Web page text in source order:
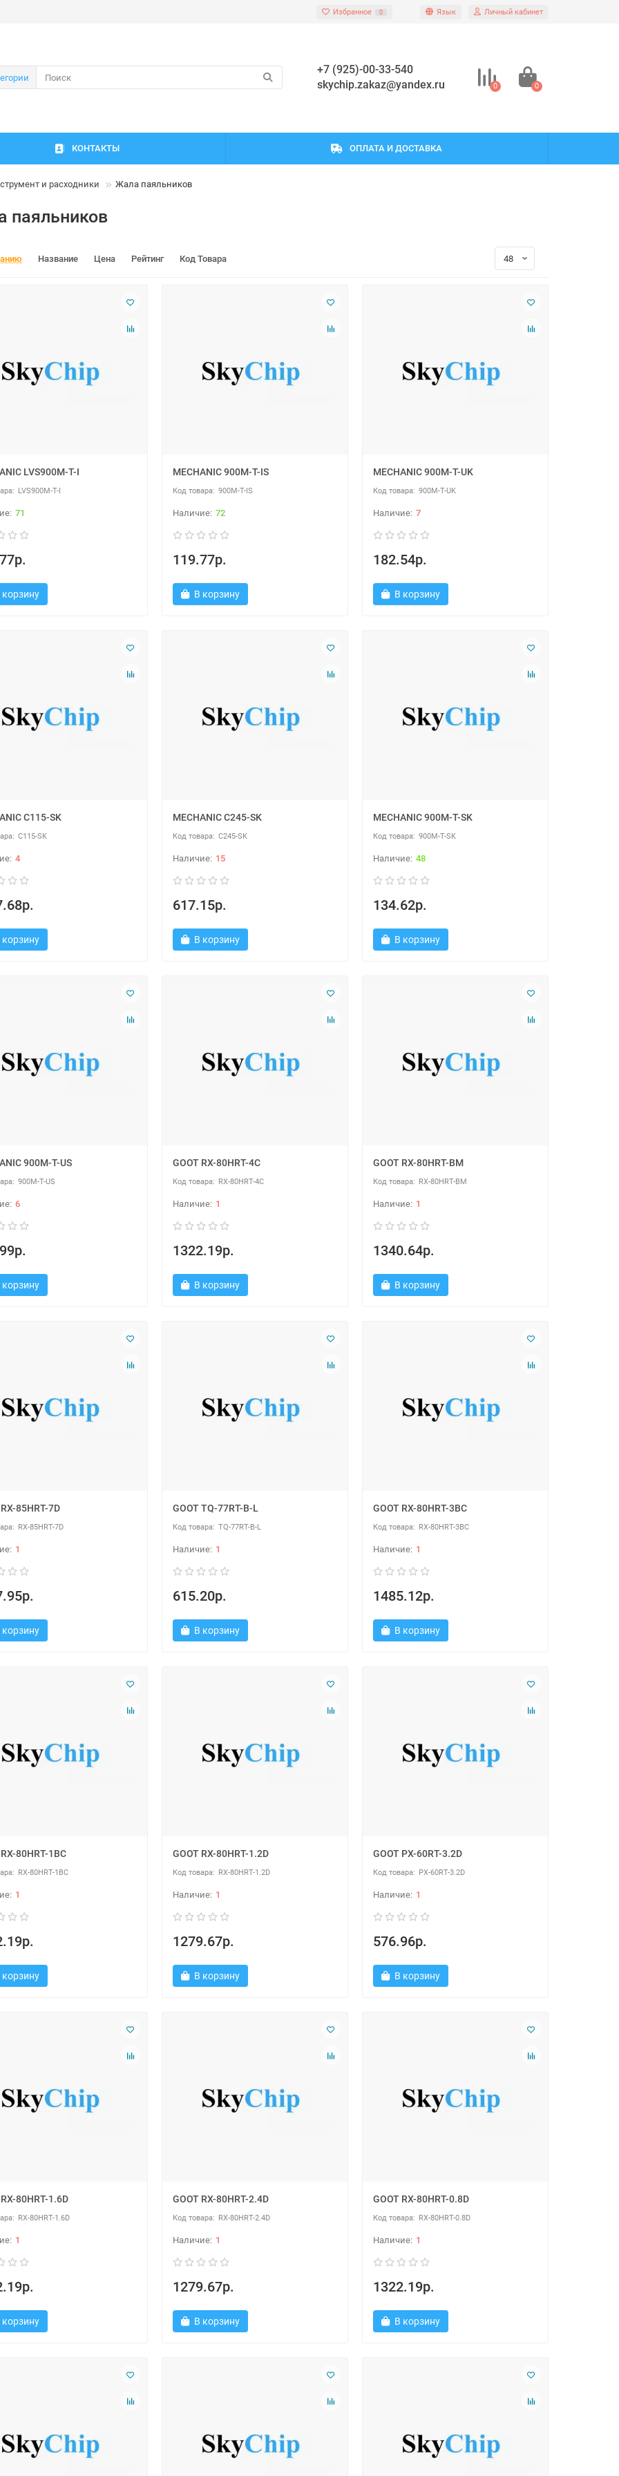
Избранное 0 Язык Личный кабинет
+7 (925)-00-33-540
skychip.zakaz@yandex.ru
0 0
КОНТАКТЫ ОПЛАТА И ДОСТАВКА
и расходники Жала паяльников
паяльников
Название Цена Рейтинг Код Товара
LVS900M-T-I
LVS900M-T-I
71
корзину
MECHANIC 900M-T-IS
900M-T-IS
72
119.77р.
В корзину
MECHANIC 900M-T-UK
900M-T-UK
7
182.54р.
В корзину
C115-SK
C115-SK
4
корзину
MECHANIC C245-SK
C245-SK
15
617.15р.
В корзину
MECHANIC 900M-T-SK
900M-T-SK
48
134.62р.
В корзину
900M-T-US
900M-T-US
6
корзину
GOOT RX-80HRT-4C
RX-80HRT-4C
1
1322.19р.
В корзину
GOOT RX-80HRT-BM
RX-80HRT-BM
1
1340.64р.
В корзину
85HRT-7D
RX-85HRT-7D
1
корзину
GOOT TQ-77RT-B-L
TQ-77RT-B-L
1
615.20р.
В корзину
GOOT RX-80HRT-3BC
RX-80HRT-3BC
1
1485.12р.
В корзину
80HRT-1BC
RX-80HRT-1BC
1
корзину
GOOT RX-80HRT-1.2D
RX-80HRT-1.2D
1
1279.67р.
В корзину
GOOT PX-60RT-3.2D
PX-60RT-3.2D
1
576.96р.
В корзину
80HRT-1.6D
RX-80HRT-1.6D
1
корзину
GOOT RX-80HRT-2.4D
RX-80HRT-2.4D
1
1279.67р.
В корзину
GOOT RX-80HRT-0.8D
RX-80HRT-0.8D
1
1322.19р.
В корзину